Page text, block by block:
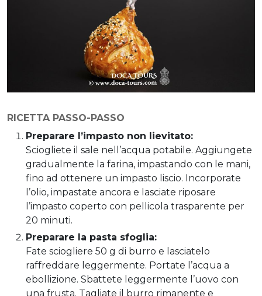
RICETTA PASSO-PASSO
Preparare l’impasto non lievitato:
Sciogliete il sale nell’acqua potabile. Aggiungete
gradualmente la farina, impastando con le mani,
fino ad ottenere un impasto liscio. Incorporate
l’olio, impastate ancora e lasciate riposare
l’impasto coperto con pellicola trasparente per
20 minuti.
Preparare la pasta sfoglia:
Fate sciogliere 50 g di burro e lasciatelo
raffreddare leggermente. Portate l’acqua a
ebollizione. Sbattete leggermente l’uovo con
una frusta. Tagliate il burro rimanente e